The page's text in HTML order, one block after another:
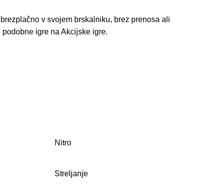
v svojem brskalniku, brez prenosa ali
igre na Akcijske igre.
Nitro
Streljanje